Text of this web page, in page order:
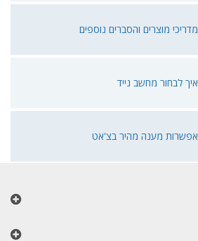
מדריכי מוצרים והסברים נוספים
איך לבחור מחשב נייד
אפשרות מענה מהיר בצ'אט